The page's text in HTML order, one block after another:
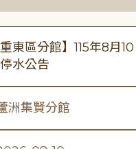
重東區分館】115年8月
水公告
洲集賢分館